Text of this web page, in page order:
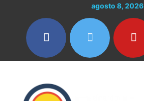
contenido
agosto 8, 2026